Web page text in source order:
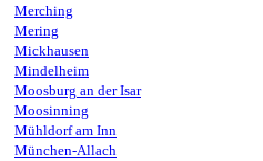
Merching
Mering
Mickhausen
Mindelheim
Moosburg an der Isar
Moosinning
Mühldorf am Inn
München-Allach